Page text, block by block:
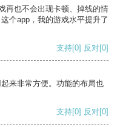
再也不会出现卡顿、掉线的情
个app，我的游戏水平提升了
支持[0] 反对[0]
来非常方便。功能的布局也
支持[0] 反对[0]